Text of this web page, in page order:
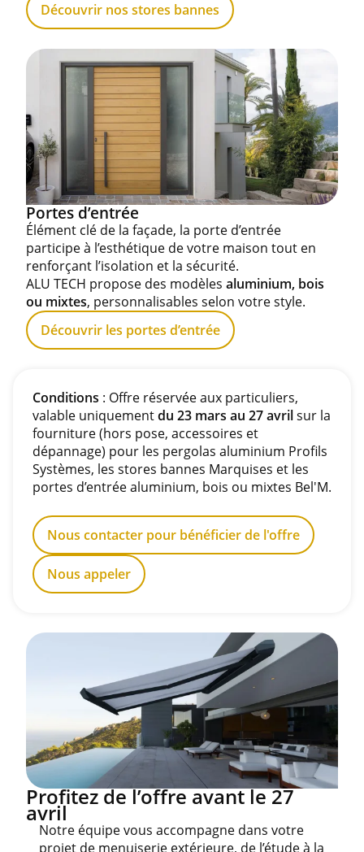
Découvrir nos stores bannes
Portes d’entrée
Élément clé de la façade, la porte d’entrée
participe à l’esthétique de votre maison tout en
renforçant l’isolation et la sécurité.
ALU TECH propose des modèles aluminium, bois
ou mixtes, personnalisables selon votre style.
Découvrir les portes d’entrée
Conditions : Offre réservée aux particuliers,
valable uniquementdu 23 mars au 27 avrilsur la
fourniture (hors pose, accessoires et
dépannage) pour les pergolas aluminium Profils
Systèmes, les stores bannes Marquises et les
portes d’entrée aluminium, bois ou mixtes Bel'M.
Nous contacter pour bénéficier de l'offre
Nous appeler
Profitez de l’offre avant le 27
avril
Notre équipe vous accompagne dans votre
projet de menuiserie extérieure, de l’étude à la